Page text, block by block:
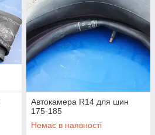
Автокамера R14 для шин
175-185
Немає в наявності